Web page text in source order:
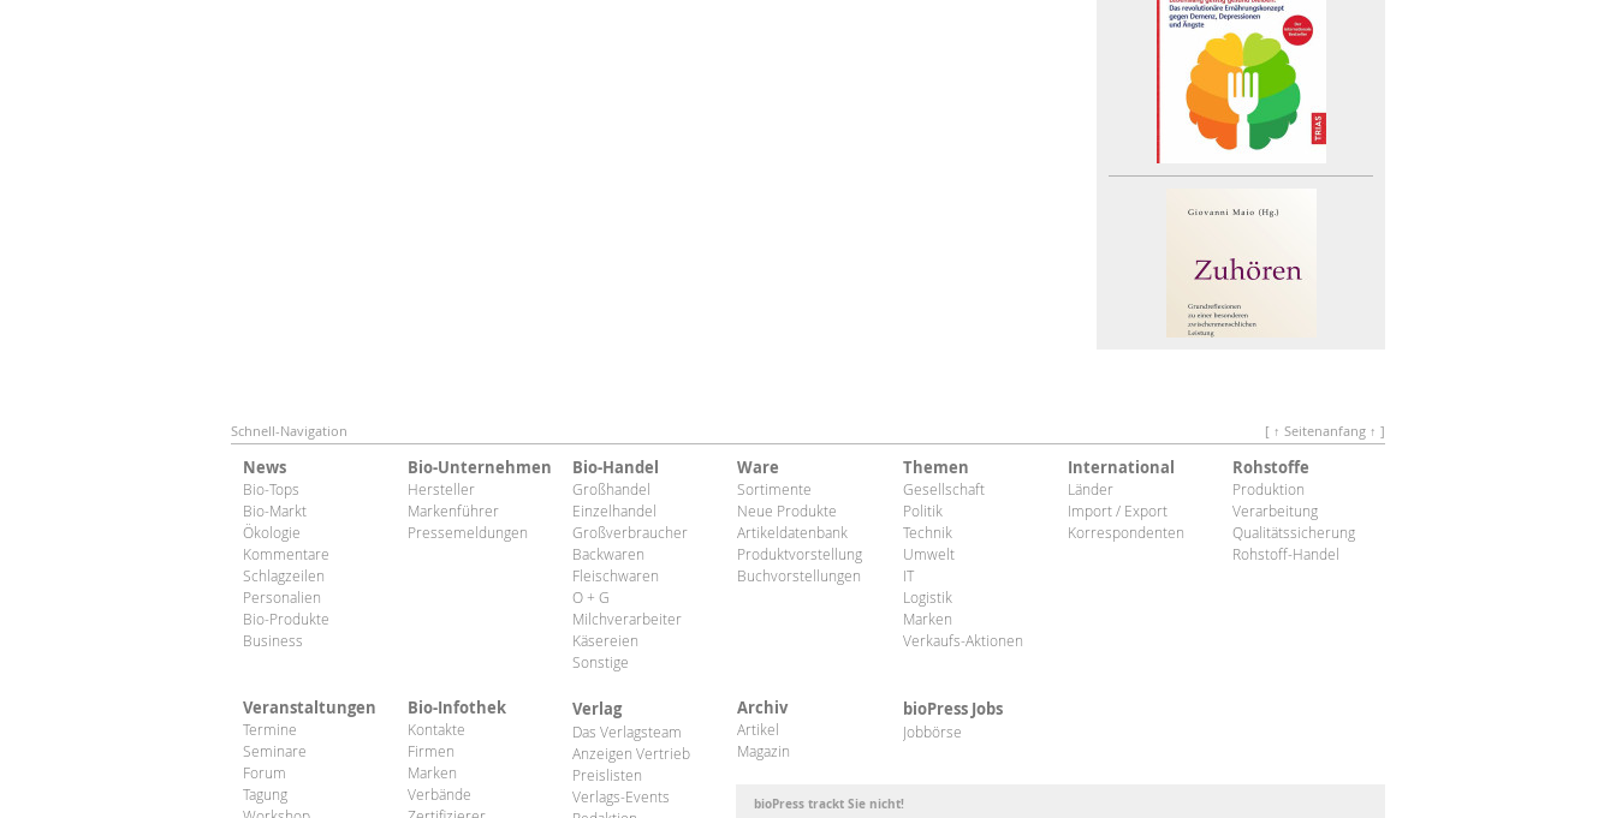
Schnell-Navigation [ ↑ Seitenanfang ↑ ]
News
Bio-Tops
Bio-Markt
Ökologie
Kommentare
Schlagzeilen
Personalien
Bio-Produkte
Business
Bio-Unternehmen
Hersteller
Markenführer
Pressemeldungen
Bio-Handel
Großhandel
Einzelhandel
Großverbraucher
Backwaren
Fleischwaren
O + G
Milchverarbeiter
Käsereien
Sonstige
Ware
Sortimente
Neue Produkte
Artikeldatenbank
Produktvorstellung
Buchvorstellungen
Themen
Gesellschaft
Politik
Technik
Umwelt
IT
Logistik
Marken
Verkaufs-Aktionen
International
Länder
Import / Export
Korrespondenten
Rohstoffe
Produktion
Verarbeitung
Qualitätssicherung
Rohstoff-Handel
Veranstaltungen
Termine
Seminare
Forum
Tagung
Bio-Infothek
Kontakte
Firmen
Marken
Verbände
Verlag
Das Verlagsteam
Anzeigen Vertrieb
Preislisten
Verlags-Events
Archiv
Artikel
Magazin
bioPress Jobs
Jobbörse
bioPress trackt Sie nicht!